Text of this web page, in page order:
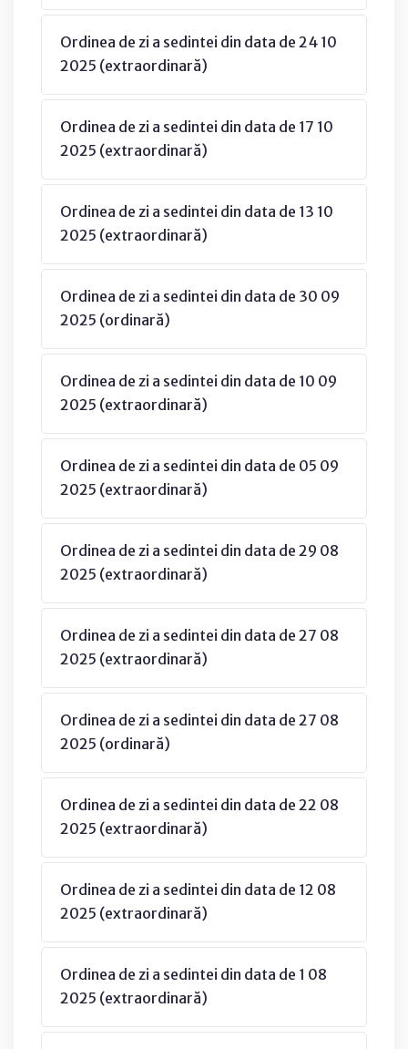
Ordinea de zi a sedintei din data de 24 10
2025 (extraordinară)
Ordinea de zi a sedintei din data de 17 10
2025 (extraordinară)
Ordinea de zi a sedintei din data de 13 10
2025 (extraordinară)
Ordinea de zi a sedintei din data de 30 09
2025 (ordinară)
Ordinea de zi a sedintei din data de 10 09
2025 (extraordinară)
Ordinea de zi a sedintei din data de 05 09
2025 (extraordinară)
Ordinea de zi a sedintei din data de 29 08
2025 (extraordinară)
Ordinea de zi a sedintei din data de 27 08
2025 (extraordinară)
Ordinea de zi a sedintei din data de 27 08
2025 (ordinară)
Ordinea de zi a sedintei din data de 22 08
2025 (extraordinară)
Ordinea de zi a sedintei din data de 12 08
2025 (extraordinară)
Ordinea de zi a sedintei din data de 1 08
2025 (extraordinară)